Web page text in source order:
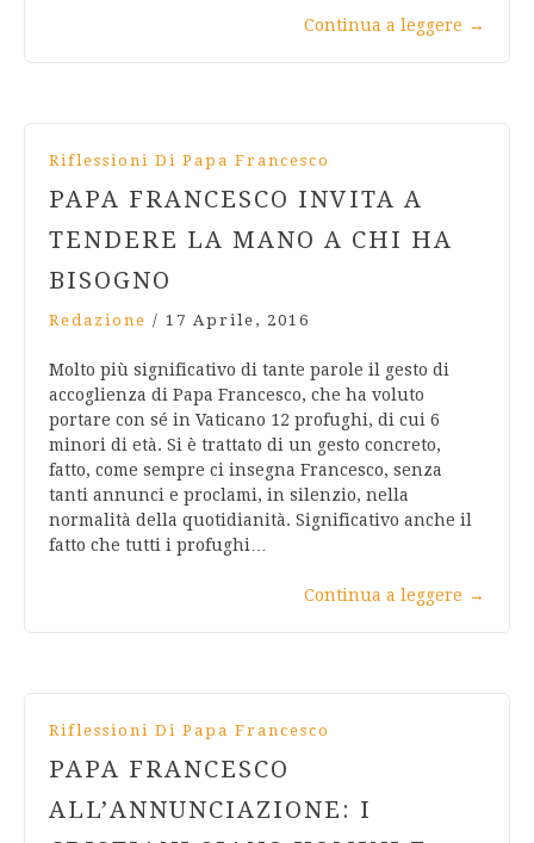
Continua a leggere →
Riflessioni Di Papa Francesco
PAPA FRANCESCO INVITA A
TENDERE LA MANO A CHI HA
BISOGNO
Redazione / 17 Aprile, 2016
Molto più significativo di tante parole il gesto di
accoglienza di Papa Francesco, che ha voluto
portare con sé in Vaticano 12 profughi, di cui 6
minori di età. Si è trattato di un gesto concreto,
fatto, come sempre ci insegna Francesco, senza
tanti annunci e proclami, in silenzio, nella
normalità della quotidianità. Significativo anche il
fatto che tutti i profughi…
Continua a leggere →
Riflessioni Di Papa Francesco
PAPA FRANCESCO
ALL’ANNUNCIAZIONE: I